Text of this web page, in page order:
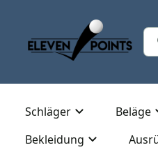
Schläger Beläge
Bekleidung